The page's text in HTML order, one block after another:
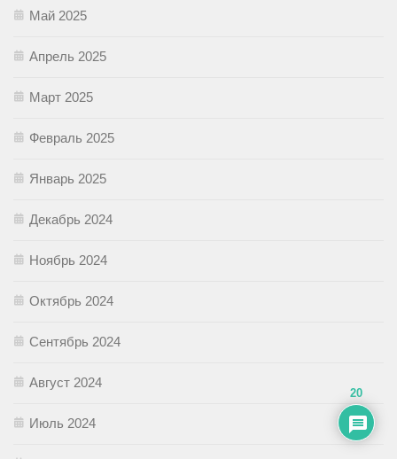
Май 2025
Апрель 2025
Март 2025
Февраль 2025
Январь 2025
Декабрь 2024
Ноябрь 2024
Октябрь 2024
Сентябрь 2024
Август 2024
Июль 2024
20